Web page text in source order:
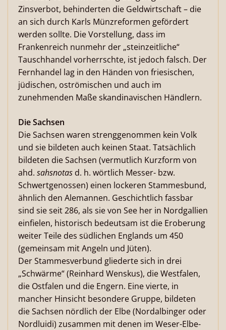
Zinsverbot, behinderten die Geldwirtschaft – die
an sich durch Karls Münzreformen gefördert
werden sollte. Die Vorstellung, dass im
Frankenreich nunmehr der „steinzeitliche“
Tauschhandel vorherrschte, ist jedoch falsch. Der
Fernhandel lag in den Händen von friesischen,
jüdischen, oströmischen und auch im
zunehmenden Maße skandinavischen Händlern.
Die Sachsen
Die Sachsen waren strenggenommen kein Volk
und sie bildeten auch keinen Staat. Tatsächlich
bildeten die Sachsen (vermutlich Kurzform von
ahd. sahsnotas d. h. wörtlich Messer- bzw.
Schwertgenossen) einen lockeren Stammesbund,
ähnlich den Alemannen. Geschichtlich fassbar
sind sie seit 286, als sie von See her in Nordgallien
einfielen, historisch bedeutsam ist die Eroberung
weiter Teile des südlichen Englands um 450
(gemeinsam mit Angeln und Jüten).
Der Stammesverbund gliederte sich in drei
„Schwärme“ (Reinhard Wenskus), die Westfalen,
die Ostfalen und die Engern. Eine vierte, in
mancher Hinsicht besondere Gruppe, bildeten
die Sachsen nördlich der Elbe (Nordalbinger oder
Nordluidi) zusammen mit denen im Weser-Elbe-